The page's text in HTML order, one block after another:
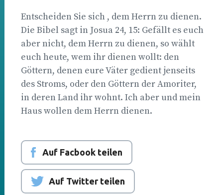
Entscheiden Sie sich , dem Herrn zu dienen.
Die Bibel sagt in Josua 24, 15: Gefällt es euch
aber nicht, dem Herrn zu dienen, so wählt
euch heute, wem ihr dienen wollt: den
Göttern, denen eure Väter gedient jenseits
des Stroms, oder den Göttern der Amoriter,
in deren Land ihr wohnt. Ich aber und mein
Haus wollen dem Herrn dienen.
Auf Facbook teilen
Auf Twitter teilen